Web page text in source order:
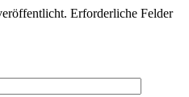
Erforderliche Felder